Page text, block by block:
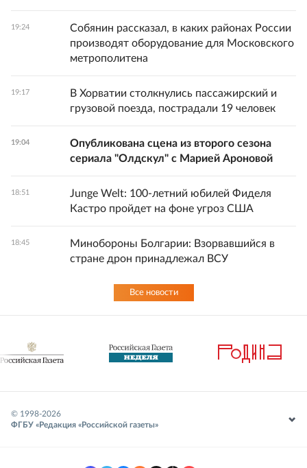
19:24
Собянин рассказал, в каких районах России
производят оборудование для Московского
метрополитена
19:17
В Хорватии столкнулись пассажирский и
грузовой поезда, пострадали 19 человек
19:04
Опубликована сцена из второго сезона
сериала "Олдскул" с Марией Ароновой
18:51
Junge Welt: 100-летний юбилей Фиделя
Кастро пройдет на фоне угроз США
18:45
Минобороны Болгарии: Взорвавшийся в
стране дрон принадлежал ВСУ
Все новости
© 1998-2026
ФГБУ «Редакция «Российской газеты»